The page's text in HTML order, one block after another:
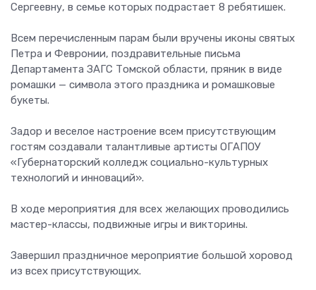
Сергеевну, в семье которых подрастает 8 ребятишек.
Всем перечисленным парам были вручены иконы святых
Петра и Февронии, поздравительные письма
Департамента ЗАГС Томской области, пряник в виде
ромашки — символа этого праздника и ромашковые
букеты.
Задор и веселое настроение всем присутствующим
гостям создавали талантливые артисты ОГАПОУ
«Губернаторский колледж социально-культурных
технологий и инноваций».
В ходе мероприятия для всех желающих проводились
мастер-классы, подвижные игры и викторины.
Завершил праздничное мероприятие большой хоровод
из всех присутствующих.